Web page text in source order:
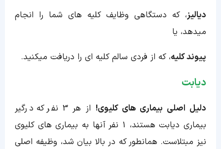
دیالیز، که دستگاهی وظایف کلیه های شما را انجام
میدهد، یا
پیوند کلیه، که از فردی سالم کلیه ای را دریافت میکنید.
دیابت
دلیل اصلی بیماری های کلیوی!
از هر 3 نفر که درگیر
بیماری دیابت هستند، 1 نفر آنها به بیماری های کلیوی
نیز مبتلاست. همانطور که در بالا بیان شد، وظیفه اصلی